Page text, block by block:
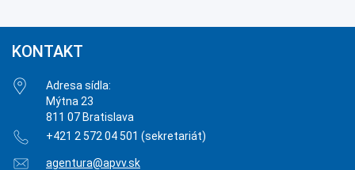
KONTAKT
Adresa sídla:
Mýtna 23
811 07 Bratislava
+421 2 572 04 501 (sekretariát)
agentura@apvv.sk